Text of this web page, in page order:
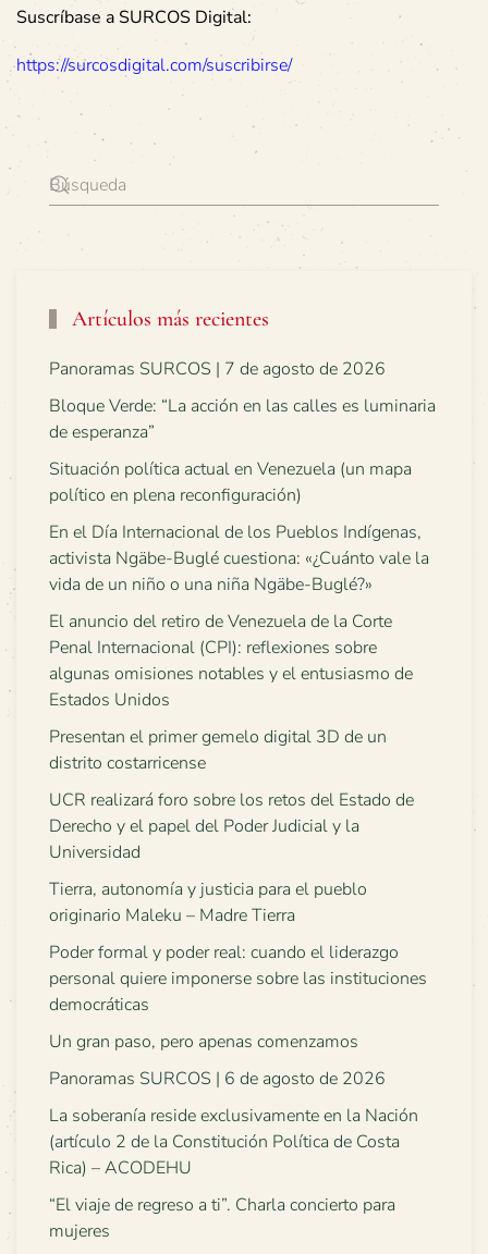
Suscríbase a SURCOS Digital:
https://surcosdigital.com/suscribirse/
Artículos más recientes
Panoramas SURCOS | 7 de agosto de 2026
Bloque Verde: “La acción en las calles es luminaria
de esperanza”
Situación política actual en Venezuela (un mapa
político en plena reconfiguración)
En el Día Internacional de los Pueblos Indígenas,
activista Ngäbe-Buglé cuestiona: «¿Cuánto vale la
vida de un niño o una niña Ngäbe-Buglé?»
El anuncio del retiro de Venezuela de la Corte
Penal Internacional (CPI): reflexiones sobre
algunas omisiones notables y el entusiasmo de
Estados Unidos
Presentan el primer gemelo digital 3D de un
distrito costarricense
UCR realizará foro sobre los retos del Estado de
Derecho y el papel del Poder Judicial y la
Universidad
Tierra, autonomía y justicia para el pueblo
originario Maleku – Madre Tierra
Poder formal y poder real: cuando el liderazgo
personal quiere imponerse sobre las instituciones
democráticas
Un gran paso, pero apenas comenzamos
Panoramas SURCOS | 6 de agosto de 2026
La soberanía reside exclusivamente en la Nación
(artículo 2 de la Constitución Política de Costa
Rica) – ACODEHU
“El viaje de regreso a ti”. Charla concierto para
mujeres